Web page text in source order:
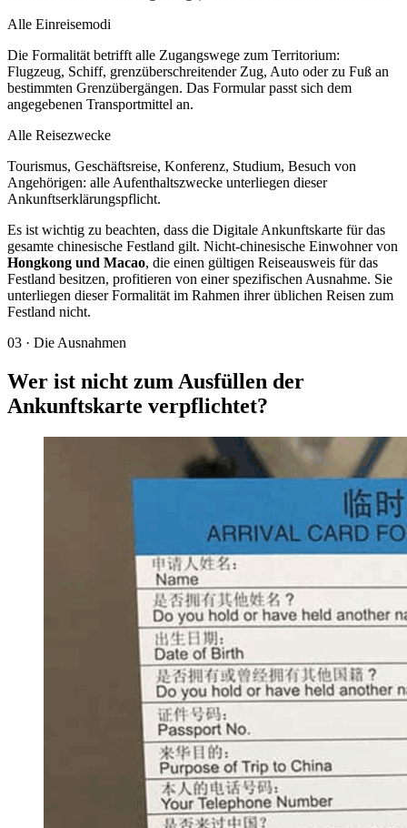
Alle Einreisemodi
Die Formalität betrifft alle Zugangswege zum Territorium:
Flugzeug, Schiff, grenzüberschreitender Zug, Auto oder zu Fuß an
bestimmten Grenzübergängen. Das Formular passt sich dem
angegebenen Transportmittel an.
Alle Reisezwecke
Tourismus, Geschäftsreise, Konferenz, Studium, Besuch von
Angehörigen: alle Aufenthaltszwecke unterliegen dieser
Ankunftserklärungspflicht.
Es ist wichtig zu beachten, dass die Digitale Ankunftskarte für das
gesamte chinesische Festland gilt. Nicht-chinesische Einwohner von
Hongkong und Macao, die einen gültigen Reiseausweis für das
Festland besitzen, profitieren von einer spezifischen Ausnahme. Sie
unterliegen dieser Formalität im Rahmen ihrer üblichen Reisen zum
Festland nicht.
03 · Die Ausnahmen
Wer ist nicht zum Ausfüllen der
Ankunftskarte verpflichtet?